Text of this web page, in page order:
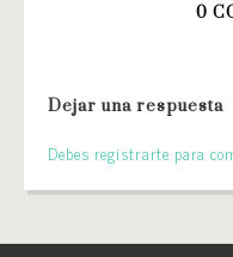
0
Dejar una respuesta
Debes registrarte para